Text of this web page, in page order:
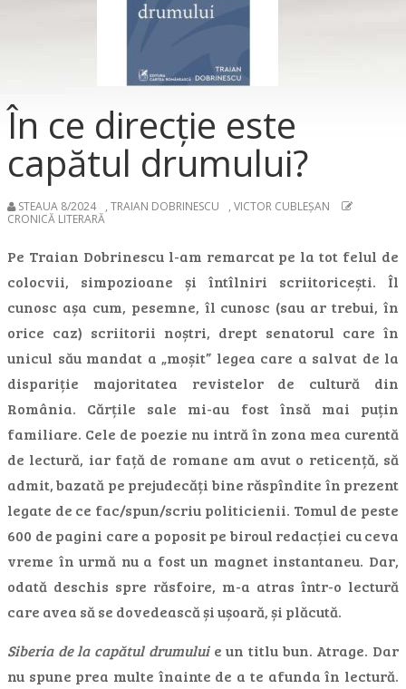
În ce direcție este
capătul drumului?
STEAUA 8/2024 , TRAIAN DOBRINESCU , VICTOR CUBLEȘAN
CRONICĂ LITERARĂ
Pe Traian Dobrinescu l-am remarcat pe la tot felul de
colocvii, simpozioane și întîlniri scriitoricești. Îl
cunosc așa cum, pesemne, îl cunosc (sau ar trebui, în
orice caz) scriitorii noștri, drept senatorul care în
unicul său mandat a „moșit” legea care a salvat de la
dispariție majoritatea revistelor de cultură din
România. Cărțile sale mi-au fost însă mai puțin
familiare. Cele de poezie nu intră în zona mea curentă
de lectură, iar față de romane am avut o reticență, să
admit, bazată pe prejudecăți bine răspîndite în prezent
legate de ce fac/spun/scriu politicienii. Tomul de peste
600 de pagini care a poposit pe biroul redacției cu ceva
vreme în urmă nu a fost un magnet instantaneu. Dar,
odată deschis spre răsfoire, m-a atras într-o lectură
care avea să se dovedească și ușoară, și plăcută.
Siberia de la capătul drumuluie un titlu bun. Atrage. Dar
nu spune prea multe înainte de a te afunda în lectură.